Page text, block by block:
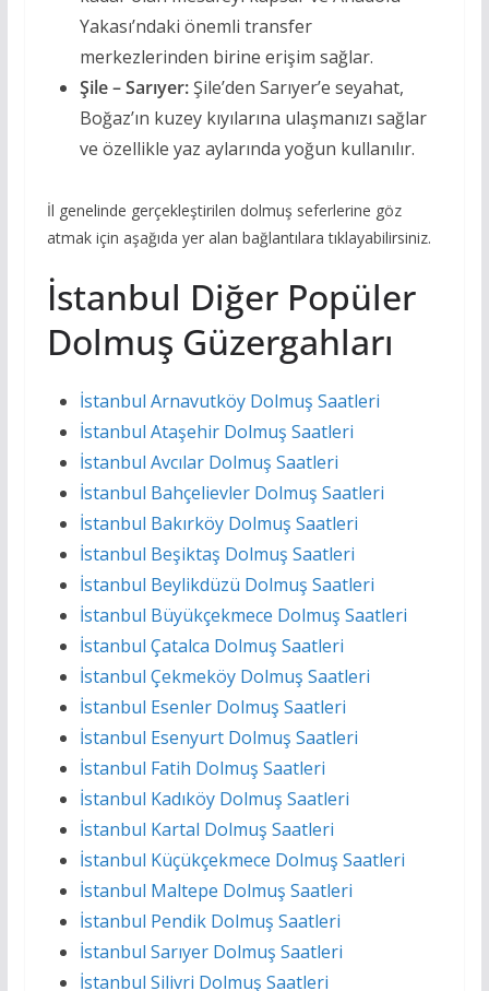
Yakası’ndaki önemli transfer
merkezlerinden birine erişim sağlar.
Şile – Sarıyer:Şile’den Sarıyer’e seyahat,
Boğaz’ın kuzey kıyılarına ulaşmanızı sağlar
ve özellikle yaz aylarında yoğun kullanılır.
İl genelinde gerçekleştirilen dolmuş seferlerine göz
atmak için aşağıda yer alan bağlantılara tıklayabilirsiniz.
İstanbul Diğer Popüler
Dolmuş Güzergahları
İstanbul Arnavutköy Dolmuş Saatleri
İstanbul Ataşehir Dolmuş Saatleri
İstanbul Avcılar Dolmuş Saatleri
İstanbul Bahçelievler Dolmuş Saatleri
İstanbul Bakırköy Dolmuş Saatleri
İstanbul Beşiktaş Dolmuş Saatleri
İstanbul Beylikdüzü Dolmuş Saatleri
İstanbul Büyükçekmece Dolmuş Saatleri
İstanbul Çatalca Dolmuş Saatleri
İstanbul Çekmeköy Dolmuş Saatleri
İstanbul Esenler Dolmuş Saatleri
İstanbul Esenyurt Dolmuş Saatleri
İstanbul Fatih Dolmuş Saatleri
İstanbul Kadıköy Dolmuş Saatleri
İstanbul Kartal Dolmuş Saatleri
İstanbul Küçükçekmece Dolmuş Saatleri
İstanbul Maltepe Dolmuş Saatleri
İstanbul Pendik Dolmuş Saatleri
İstanbul Sarıyer Dolmuş Saatleri
İstanbul Silivri Dolmuş Saatleri